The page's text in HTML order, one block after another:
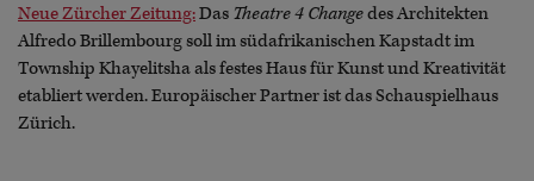
Neue Zürcher Zeitung:Das Theatre 4 Changedes Architekten
Alfredo Brillembourg soll im südafrikanischen Kapstadt im
Township Khayelitsha als festes Haus für Kunst und Kreativität
etabliert werden. Europäischer Partner ist das Schauspielhaus
Zürich.